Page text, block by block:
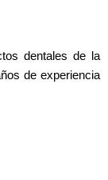
dentales de la
de experiencia